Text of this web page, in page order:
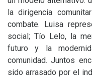
la dirigencia
combate. Luisa
social; Tío Lelo, la
futuro y la
comunidad. Juntos
sido arrasado por el